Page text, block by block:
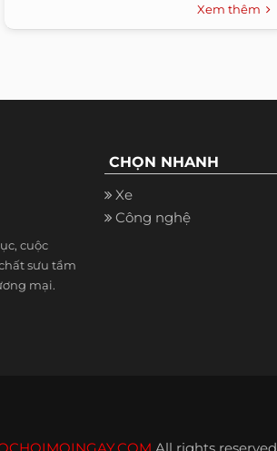
Xem thêm
cuộc
sưu tầm
mại.
CHỌN NHANH
Xe
Công nghệ
All rights reserved